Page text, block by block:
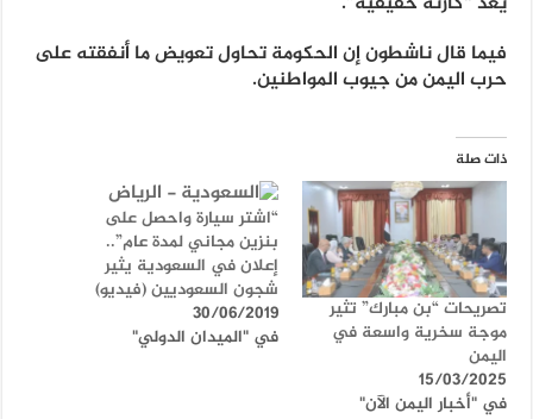
فيما قال ناشطون إن الحكومة تحاول تعويض ما أنفقته على
حرب اليمن من جيوب المواطنين.
ذات صلة
تصريحات “بن مبارك” تثير
موجة سخرية واسعة في
اليمن
15/03/2025
في "أخبار اليمن الآن"
“اشتر سيارة واحصل على
بنزين مجاني لمدة عام”..
إعلان في السعودية يثير
شجون السعوديين (فيديو)
30/06/2019
في "الميدان الدولي"